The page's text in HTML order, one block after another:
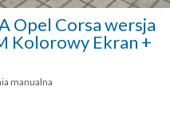
Opel Corsa wersja
Kolorowy Ekran +
manualna